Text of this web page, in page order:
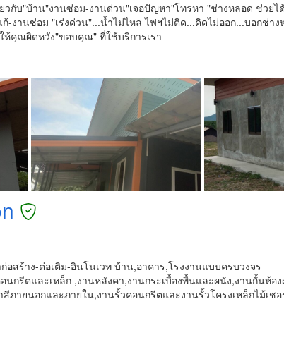
วกับ"บ้าน"งานซ่อม-งานด่วน"เจอปัญหา"โทรหา "ช่างหลอด ช่วยไ
-งานซ่อม "เร่งด่วน"...น้ำไม่ไหล ไฟฯไม่ติด...คิดไม่ออก...บอกช่
ห้คุณผิดหวัง"ขอบคุณ" ที่ใช้บริการเรา
อสร้าง-ต่อเติม-อินโนเวท บ้าน,อาคาร,โรงงานแบบครบวงจร
นกรีตและเหล็ก ,งานหลังคา,งานกระเบื้องพื้นและผนัง,งานกั้นห้อ
ายนอกและภายใน,งานรั้วคอนกรีตและงานรั้วโครงเหล็กไม้เช